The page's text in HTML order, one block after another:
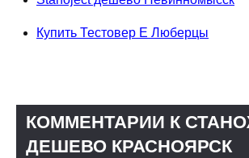
Купить Тестовер Е Люберцы
КОММЕНТАРИИ К
ДЕШЕВО КРАСНОЯРСК